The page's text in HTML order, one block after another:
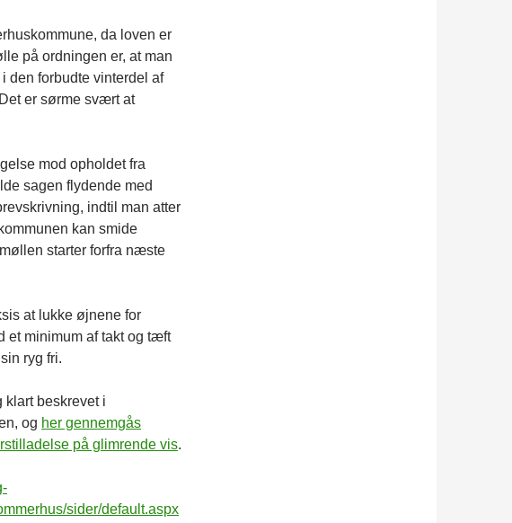
da loven er
på ordningen er, at man
den forbudte vinterdel af
er sørme svært at
mod opholdet fra
sagen flydende med
indtil man atter
kan smide
starter forfra næste
at lukke øjnene for
et minimum af takt og tæft
ryg fri.
klart beskrevet i
og her gennemgås
på glimrende vis.
sider/default.aspx